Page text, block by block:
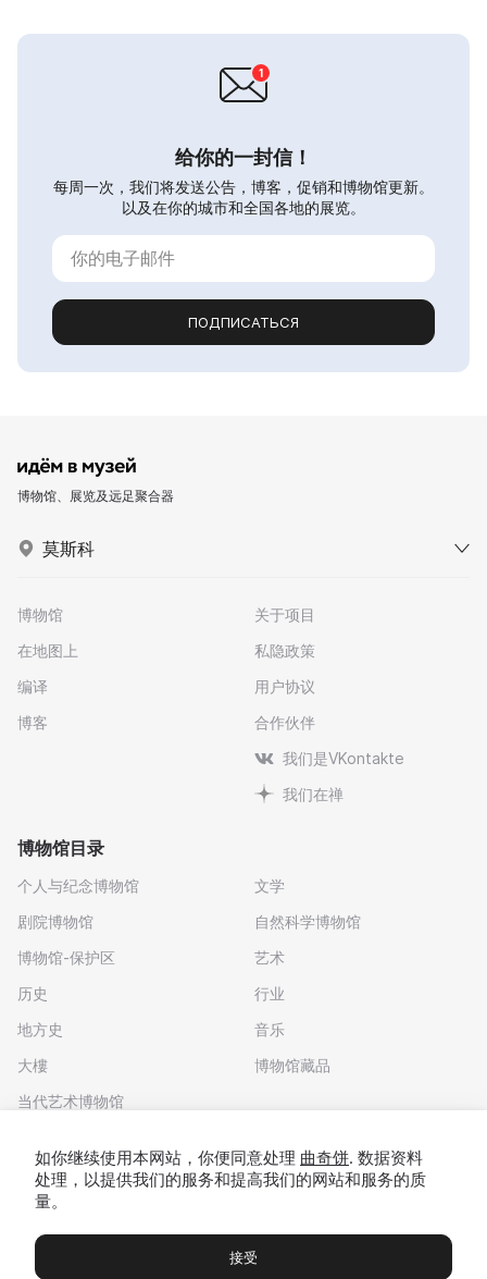
给你的一封信！
每周一次，我们将发送公告，博客，促销和博物馆更新。
以及在你的城市和全国各地的展览。
ПОДПИСАТЬСЯ
博物馆、展览及远足聚合器
莫斯科
博物馆
在地图上
编译
博客
关于项目
私隐政策
用户协议
合作伙伴
我们是VKontakte
我们在禅
博物馆目录
个人与纪念博物馆
剧院博物馆
博物馆-保护区
历史
地方史
大樓
当代艺术博物馆
文学
自然科学博物馆
艺术
行业
音乐
博物馆藏品
如你继续使用本网站，你便同意处理 曲奇饼. 数据资料
处理，以提供我们的服务和提高我们的网站和服务的质
量。
接受